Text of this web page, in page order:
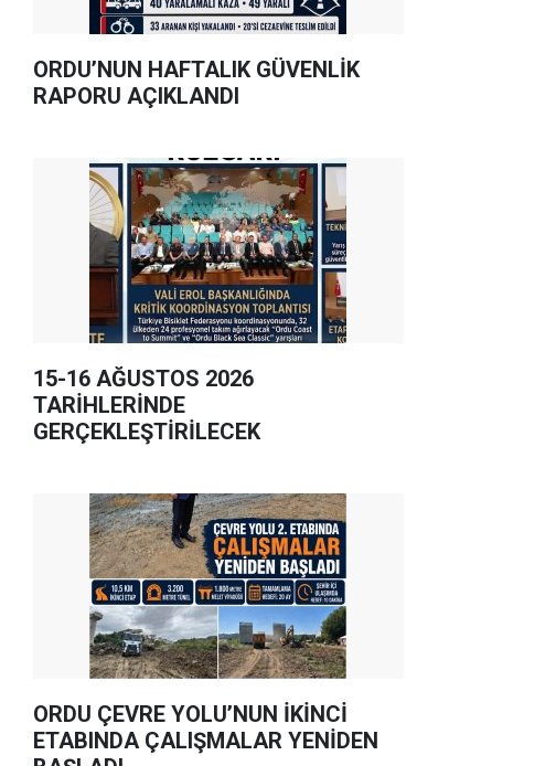
ORDU’NUN HAFTALIK GÜVENLİK
RAPORU AÇIKLANDI
15-16 AĞUSTOS 2026
TARİHLERİNDE
GERÇEKLEŞTİRİLECEK
ORDU ÇEVRE YOLU’NUN İKİNCİ
ETABINDA ÇALIŞMALAR YENİDEN